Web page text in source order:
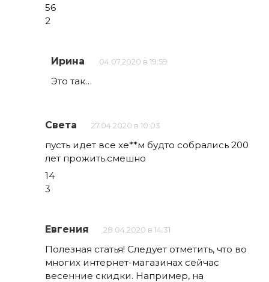
56
2
Ирина 04.07.2020 в 19:59
Это так…
Света 27.04.2020 в 10:03
пусть идет все хе**м будто собрались 200
лет прожить.смешно
14
3
Евгения 28.04.2020 в 14:31
Полезная статья! Следует отметить, что во
многих интернет-магазинах сейчас
весенние скидки. Например, на